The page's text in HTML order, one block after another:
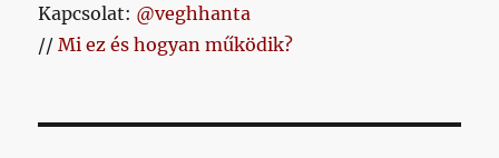
Kapcsolat: @veghhanta
//Mi ez és hogyan működik?